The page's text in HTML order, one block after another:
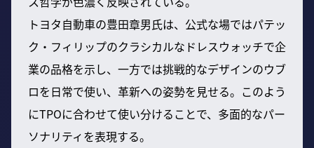
トヨタ自動車の豊田章男氏は、公式な場ではパテッ
ク・フィリップのクラシカルなドレスウォッチで企
業の品格を示し、一方では挑戦的なデザインのウブ
ロを日常で使い、革新への姿勢を見せる。このよう
にTPOに合わせて使い分けることで、多面的なパー
ソナリティを表現する。